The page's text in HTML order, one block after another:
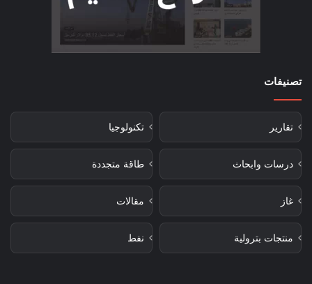
تصنيفات
تقارير تكنولوجيا
درسات وابحاث طاقة متجددة
غاز مقالات
منتجات بترولية نفط